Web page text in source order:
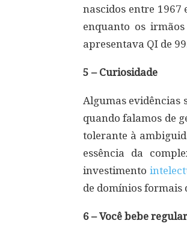
nascidos entre 1967
enquanto os
apresentava QI de
5 – Curiosidade
Algumas evidências
quando falamos de
tolerante à
essência da
investimento
de domínios formais
6 – Você bebe